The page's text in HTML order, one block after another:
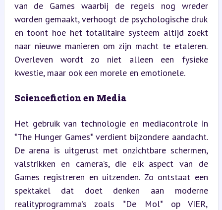
van de Games waarbij de regels nog wreder
worden gemaakt, verhoogt de psychologische druk
en toont hoe het totalitaire systeem altijd zoekt
naar nieuwe manieren om zijn macht te etaleren.
Overleven wordt zo niet alleen een fysieke
kwestie, maar ook een morele en emotionele.
Sciencefiction en Media
Het gebruik van technologie en mediacontrole in
*The Hunger Games* verdient bijzondere aandacht.
De arena is uitgerust met onzichtbare schermen,
valstrikken en camera’s, die elk aspect van de
Games registreren en uitzenden. Zo ontstaat een
spektakel dat doet denken aan moderne
realityprogramma’s zoals *De Mol* op VIER,